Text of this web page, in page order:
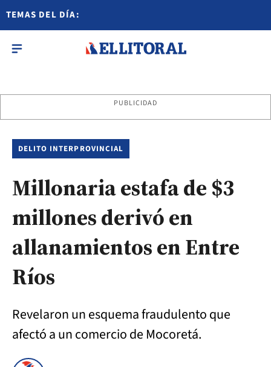
TEMAS DEL DÍA:
PUBLICIDAD
DELITO INTERPROVINCIAL
Millonaria estafa de $3
millones derivó en
allanamientos en Entre
Ríos
Revelaron un esquema fraudulento que
afectó a un comercio de Mocoretá.